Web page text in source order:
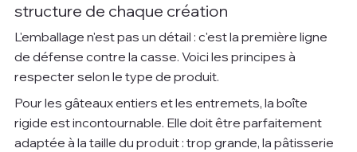
structure de chaque création
L'emballage n'est pas un détail : c'est la première ligne
de défense contre la casse. Voici les principes à
respecter selon le type de produit.
Pour les gâteaux entiers et les entremets, la boîte
rigide est incontournable. Elle doit être parfaitement
adaptée à la taille du produit : trop grande, la pâtisserie